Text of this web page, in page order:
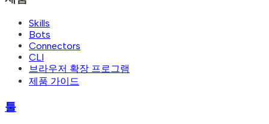
Skills
Bots
Connectors
CLI
브라우저 확장 프로그램
제품 가이드
툴